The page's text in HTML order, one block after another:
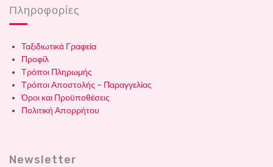
Πληροφορίες
Ταξιδιωτικά Γραφεία
Προφίλ
Τρόποι Πληρωμής
Τρόποι Αποστολής – Παραγγελίας
Όροι και Προϋποθέσεις
Πολιτική Απορρήτου
Newsletter